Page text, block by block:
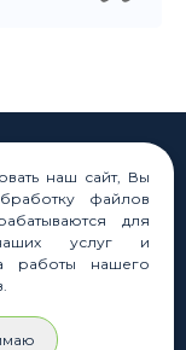
наш сайт, Вы
файлов
для
наших услуг и
работы нашего